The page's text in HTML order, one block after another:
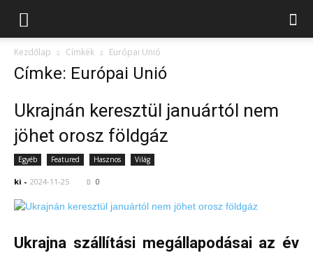
Kezdőlap Címkék Európai Unió
Címke: Európai Unió
Ukrajnán keresztül januártól nem
jöhet orosz földgáz
Egyéb Featured Hasznos Világ
ki - 2024-11-25 0
Ukrajna szállítási megállapodásai az év